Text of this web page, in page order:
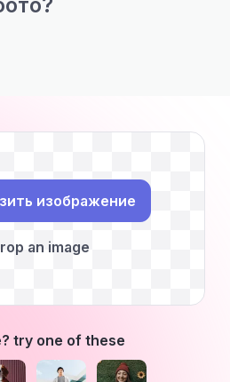
изображение
an image
try one of these